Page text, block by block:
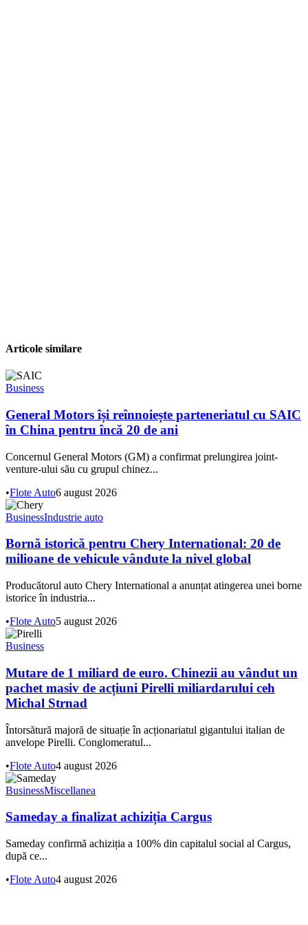
Articole similare
Business
General Motors își reînnoiește parteneriatul cu SAIC
în China pentru încă 20 de ani
Concernul General Motors (GM) a confirmat prelungirea joint-
venture-ului său cu grupul chinez...
•Flote Auto6 august 2026
BusinessIndustrie auto
Bornă istorică pentru Chery International: 20 de
milioane de vehicule vândute la nivel global
Producătorul auto Chery International a anunțat atingerea unei borne
istorice în industria...
•Flote Auto5 august 2026
Business
Mutare de 1 miliard de euro. Chinezii au vândut un
pachet masiv de acțiuni Pirelli miliardarului ceh
Michal Strnad
Întorsătură majoră de situație în acționariatul gigantului italian de
anvelope Pirelli. Conglomeratul...
•Flote Auto4 august 2026
BusinessMiscellanea
Sameday a finalizat achiziția Cargus
Sameday confirmă achiziția a 100% din capitalul social al Cargus,
după ce...
•Flote Auto4 august 2026